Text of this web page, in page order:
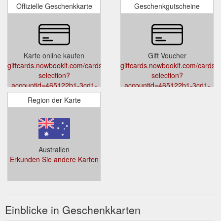
Offizielle Geschenkkarte
Karte online kaufen
giftcards.nowbookit.com/cards/card-
selection?
accountid=465122b1-3cd1-
4032-ba34-
e6c62229e5fd&venueid=919&theme=light&accent=95,124,138
Geschenkgutscheine
Gift Voucher
giftcards.nowbookit.com/cards/
selection?
accountid=465122b1-3cd1-
Region der Karte
Australien
Erkunden Sie andere Karten
Einblicke in Geschenkkarten